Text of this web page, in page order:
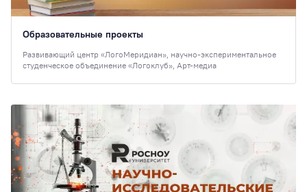
Образовательные проекты
Развивающий центр «ЛогоМеридиан», научно-экспериментальное
студенческое объединение «Логоклуб», Арт-медиа